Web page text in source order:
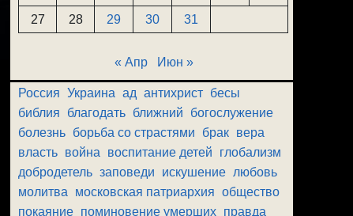
27
28 29 30 31
« Апр Июн »
Россия Украина ад антихрист бесы
библия
благодать ближний
богослужение
болезнь борьба со страстями брак вера
власть война воспитание детей
глобализм
добродетель заповеди искушение любовь
молитва
московская патриархия
общество
покаяние поминовение умерших правда